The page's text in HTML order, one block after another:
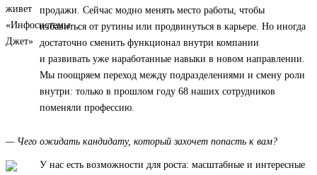
продажи. Сейчас модно менять место работы, чтобы
избавиться от рутины или продвинуться в карьере. Но иногда
достаточно сменить функционал внутри компании
и развивать уже наработанные навыки в новом направлении.
Мы поощряем переход между подразделениями и смену роли
внутри: только в прошлом году 68 наших сотрудников
поменяли профессию.
— Чего ожидать кандидату, который захочет попасть к вам?
У нас есть возможности для роста: масштабные и интересные